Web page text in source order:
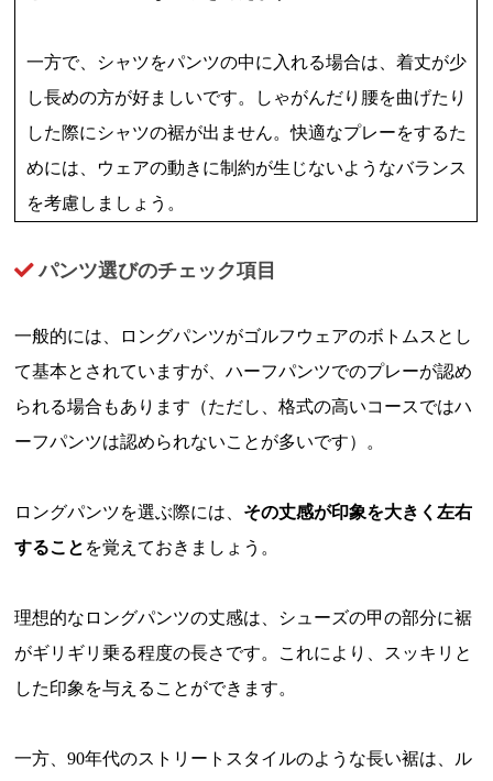
一方で、シャツをパンツの中に入れる場合は、着丈が少
し長めの方が好ましいです。しゃがんだり腰を曲げたり
した際にシャツの裾が出ません。快適なプレーをするた
めには、ウェアの動きに制約が生じないようなバランス
を考慮しましょう。
パンツ選びのチェック項目
一般的には、ロングパンツがゴルフウェアのボトムスとし
て基本とされていますが、ハーフパンツでのプレーが認め
られる場合もあります（ただし、格式の高いコースではハ
ーフパンツは認められないことが多いです）。
ロングパンツを選ぶ際には、 その丈感が印象を大きく左右
すること を覚えておきましょう。
理想的なロングパンツの丈感は、シューズの甲の部分に裾
がギリギリ乗る程度の長さです。これにより、スッキリと
した印象を与えることができます。
一方、90年代のストリートスタイルのような長い裾は、ル